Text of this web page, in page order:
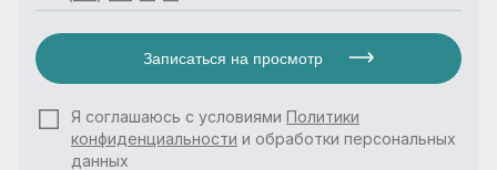
Записаться на просмотр
Я соглашаюсь с условиями Политики
конфиденциальности и обработки персональных
данных